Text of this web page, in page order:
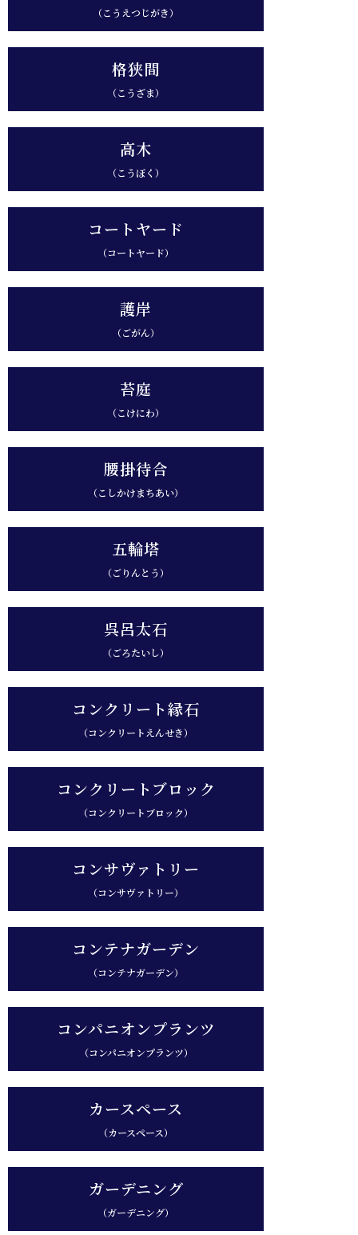
（こうえつじがき）
格狭間
（こうざま）
高木
（こうぼく）
コートヤード
（コートヤード）
護岸
（ごがん）
苔庭
（こけにわ）
腰掛待合
（こしかけまちあい）
五輪塔
（ごりんとう）
呉呂太石
（ごろたいし）
コンクリート縁石
（コンクリートえんせき）
コンクリートブロック
（コンクリートブロック）
コンサヴァトリー
（コンサヴァトリー）
コンテナガーデン
（コンテナガーデン）
コンパニオンプランツ
（コンパニオンプランツ）
カースペース
（カースペース）
ガーデニング
（ガーデニング）